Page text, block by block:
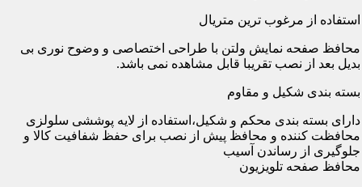
استفاده از مرغوب ترین متریال
محافظ صفحه نمایش ولتن با طراحی اختصاصی و وضوح نوری بی
بدیل بعد از نصب تقریبا قابل مشاهده نمی باشد.
بسته بندی شکیل و مقاوم
دارای بسته بندی محکم و شکیل،استفاده از لایه پوششی سلولزی
محافظت کننده و محافظ پیش از نصب برای حفظ شفافیت کالا و
جلوگیری از رساندن آسیب
محافظ صفحه تلویزیون